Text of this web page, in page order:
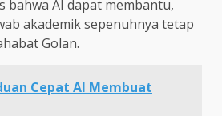
bahwa AI dapat membantu,
akademik sepenuhnya tetap
Golan.
Cepat AI Membuat